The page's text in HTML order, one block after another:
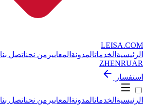
LEISA.COM
الرئيسية الخدماتالمدونة المعايير من نحناتصل بنا
ZHENRUAR
استفسار
الرئيسية الخدماتالمدونة المعايير من نحناتصل بنا